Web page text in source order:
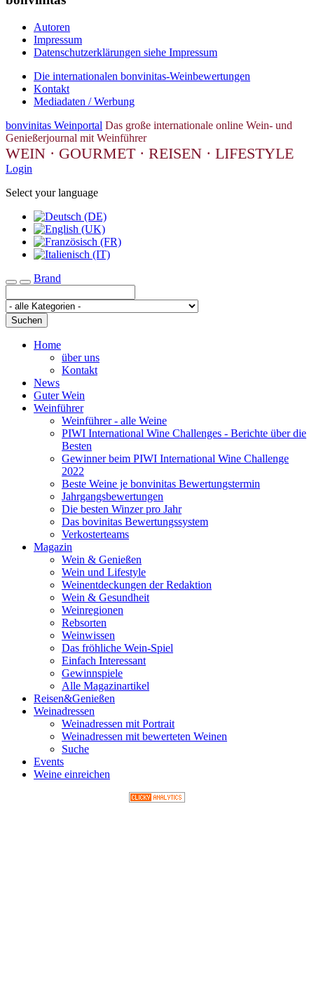
Autoren
Impressum
Datenschutzerklärungen siehe Impressum
Die internationalen bonvinitas-Weinbewertungen
Kontakt
Mediadaten / Werbung
bonvinitas Weinportal Das große internationale online Wein- und
Genießerjournal mit Weinführer
WEIN · GOURMET · REISEN · LIFESTYLE
Login
Select your language
Toggle navigation
Brand
Suchen
Home
über uns
Kontakt
News
Guter Wein
Weinführer
Weinführer - alle Weine
PIWI International Wine Challenges - Berichte über die
Besten
Gewinner beim PIWI International Wine Challenge
2022
Beste Weine je bonvinitas Bewertungstermin
Jahrgangsbewertungen
Die besten Winzer pro Jahr
Das bovinitas Bewertungssystem
Verkosterteams
Magazin
Wein & Genießen
Wein und Lifestyle
Weinentdeckungen der Redaktion
Wein & Gesundheit
Weinregionen
Rebsorten
Weinwissen
Das fröhliche Wein-Spiel
Einfach Interessant
Gewinnspiele
Alle Magazinartikel
Reisen&Genießen
Weinadressen
Weinadressen mit Portrait
Weinadressen mit bewerteten Weinen
Suche
Events
Weine einreichen